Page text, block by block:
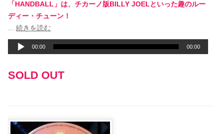
「HANDBALL」は、チカーノ版BILLY JOELといった趣のルー
ディー・チューン！
... 続きを読む
声
プ
ー
00:00 00:00
SOLD OUT